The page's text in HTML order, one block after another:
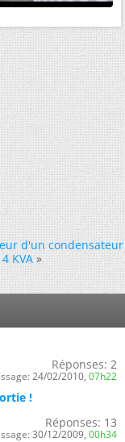
d'un condensateur
KVA »
Réponses: 2
24/02/2010, 07h22
!
Réponses: 13
30/12/2009, 00h34